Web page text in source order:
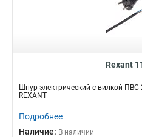
Rexant
Шнур электрический с вилкой
REXANT
Подробнее
Наличие: В наличии